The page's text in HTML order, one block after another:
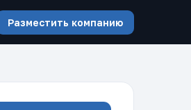
Разместить компанию